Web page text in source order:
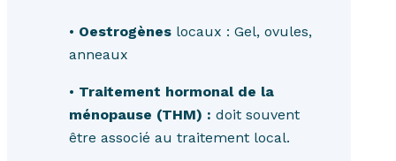
• Oestrogènes locaux : Gel, ovules,
anneaux
• Traitement hormonal de la
ménopause (THM) : doit souvent
être associé au traitement local.